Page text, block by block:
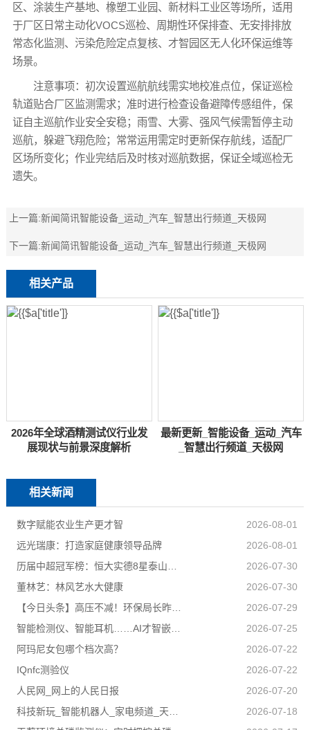
区、涂装生产基地、橡塑工业园、新材料工业区等场所，适用
于厂区日常主动化VOCS巡检、周期性环保排查、无安排排放
常态化监测、污染危险定点复核、才智园区无人化环保运维等
场景。
注意事项：初次设置巡航航线需实地校准点位，保证巡检
轨道贴合厂区监测需求；准时进行检查设备避障传感组件，保
证自主巡航作业安全安稳；雨雪、大雾、强风气候需暂停主动
巡航，躲避飞翔危险；常常运用需定时更新保存航线，适配厂
区场所变化；作业完结后及时核对巡航数据，保证全域巡检无
遗失。
上一篇:新闻简讯智能设备_运动_汽车_智慧出行频道_天极网
下一篇:新闻简讯智能设备_运动_汽车_智慧出行频道_天极网
相关产品
2026年全球酒精测试仪行业发
展现状与前景深度解析
最新更新_智能设备_运动_汽车
_智慧出行频道_天极网
相关新闻
数字赋能农业生产更才智
2026-08-01
远光瑞康：打造家庭健康领导品牌
2026-08-01
2026-07-30
董林艺：林风艺水大健康
2026-07-30
【今日头条】高压不减！环保局长昨夜又去夜查了
2026-07-29
智能检测仪、智能耳机……AI才智嵌入百姓日子 科技盈利惠及民生
2026-07-25
阿玛尼女包哪个档次高？
2026-07-22
IQnfc测验仪
2026-07-22
人民网_网上的人民日报
2026-07-20
2026-07-18